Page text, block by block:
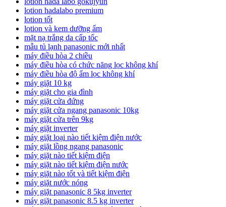
lotion hadalabo premium
lotion tốt
lotion và kem dưỡng ẩm
mặt nạ trắng da cấp tốc
mẫu tủ lạnh panasonic mới nhất
máy điều hòa 2 chiều
máy điều hòa có chức năng lọc không khí
máy điều hòa độ ẩm lọc không khí
máy giặt 10 kg
máy giặt cho gia đình
máy giặt cửa đứng
máy giặt cửa ngang panasonic 10kg
máy giặt cửa trên 9kg
máy giặt inverter
máy giặt loại nào tiết kiệm điện nước
máy giặt lồng ngang panasonic
máy giặt nào tiết kiệm điện
máy giặt nào tiết kiệm điện nước
máy giặt nào tốt và tiết kiệm điện
máy giặt nước nóng
máy giặt panasonic 8 5kg inverter
máy giặt panasonic 8.5 kg inverter